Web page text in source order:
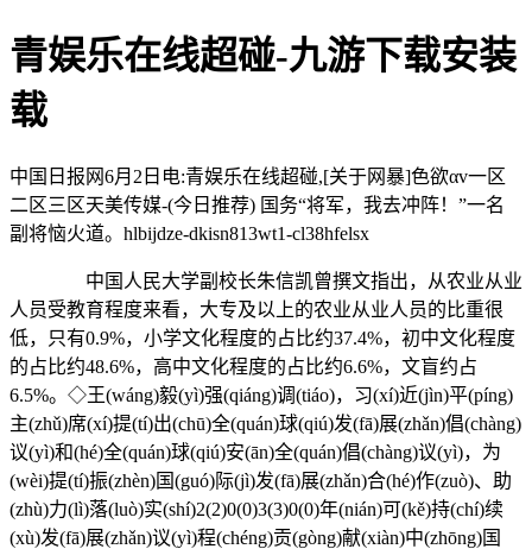
青娱乐在线超碰-九游下载安装
载
中国日报网6月2日电:青娱乐在线超碰,[关于网暴]色欲αv一区
二区三区天美传媒-(今日推荐) 国务“将军，我去冲阵！”一名
副将恼火道。hlbijdze-dkisn813wt1-cl38hfelsx
中国人民大学副校长朱信凯曾撰文指出，从农业从业
人员受教育程度来看，大专及以上的农业从业人员的比重很
低，只有0.9%，小学文化程度的占比约37.4%，初中文化程度
的占比约48.6%，高中文化程度的占比约6.6%，文盲约占
6.5%。◇王(wáng)毅(yì)强(qiáng)调(tiáo)，习(xí)近(jìn)平(píng)
主(zhǔ)席(xí)提(tí)出(chū)全(quán)球(qiú)发(fā)展(zhǎn)倡(chàng)
议(yì)和(hé)全(quán)球(qiú)安(ān)全(quán)倡(chàng)议(yì)，为
(wèi)提(tí)振(zhèn)国(guó)际(jì)发(fā)展(zhǎn)合(hé)作(zuò)、助
(zhù)力(lì)落(luò)实(shí)2(2)0(0)3(3)0(0)年(nián)可(kě)持(chí)续
(xù)发(fā)展(zhǎn)议(yì)程(chéng)贡(gòng)献(xiàn)中(zhōng)国